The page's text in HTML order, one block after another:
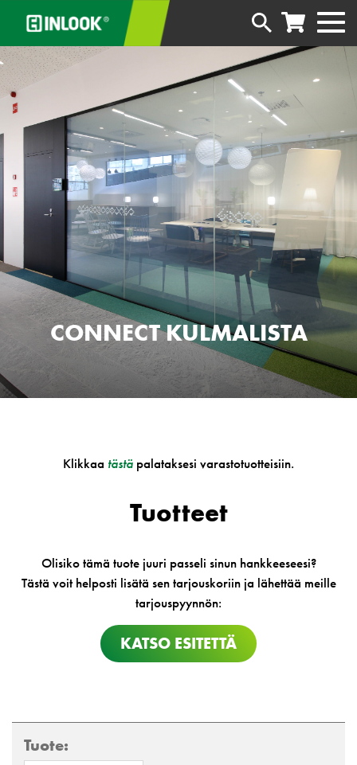
CONNECT KULMALISTA
Klikkaa tästä palataksesi varastotuotteisiin.
Tuotteet
Olisiko tämä tuote juuri passeli sinun hankkeeseesi?
Tästä voit helposti lisätä sen tarjouskoriin ja lähettää meille
tarjouspyynnön:
KATSO ESITETTÄ